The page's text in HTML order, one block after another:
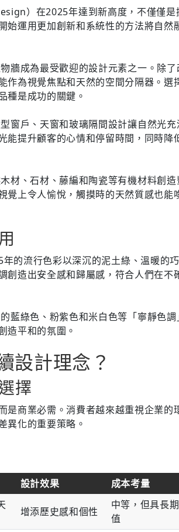
）在2025年達到新高度，不僅僅是
始運用更加創新和系統性的方法將自然
物牆成為最受歡迎的設計元素之一。除了
作為視覺焦點和天然的空間分隔器。選
種是成功的關鍵。
型窗戶、天窗和玻璃隔間設計讓自然光充
能提升顧客的心情和停留時間，同時降
木材、石材、藤編和陶瓷等有機材料創造
覺上令人愉悅，觸摸時的天然質感也能
年的流行色彩以深沉的泥土綠、溫暖的
創造出安全感和歸屬感，符合人們在不
的藍綠色、粉紫色和米白色等「寧靜色調
造平和的氛圍。
設計理念？
擇
是商業必需。消費者越來越重視企業的
異化的重要策略。
設計效果 成本考量
增添歷史感和個性
中等，但具長
值